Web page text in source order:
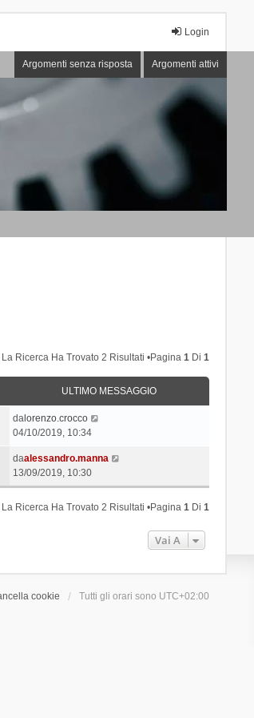
Login
Argomenti senza risposta Argomenti attivi
La Ricerca Ha Trovato 2 Risultati •Pagina1 Di1
ULTIMO MESSAGGIO
dalorenzo.crocco
04/10/2019, 10:34
daalessandro.manna
13/09/2019, 10:30
La Ricerca Ha Trovato 2 Risultati •Pagina1 Di1
Vai A
cookie Tutti gli orari sono UTC+02:00